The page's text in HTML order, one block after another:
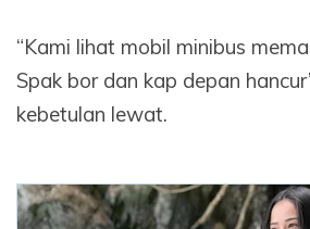
“Kami lihat mobil minibus
Spak bor dan kap depan
kebetulan lewat.